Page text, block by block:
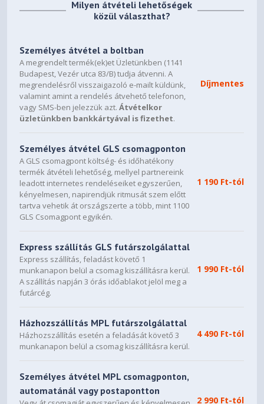
Milyen átvételi lehetőségek
közül választhat?
Személyes átvétel a boltban
A megrendelt termék(ek)et Üzletünkben (1141
Budapest, Vezér utca 83/B) tudja átvenni. A
megrendelésről visszaigazoló e-mailt küldünk,
valamint amint a rendelés átvehető telefonon,
vagy SMS-ben jelezzük azt.Átvételkor
üzletünkben bankkártyával is fizethet.
Díjmentes
Személyes átvétel GLS csomagponton
A GLS csomagpont költség- és időhatékony
termék átvételi lehetőség, mellyel partnereink
leadott internetes rendeléseiket egyszerűen,
kényelmesen, napirendjük ritmusát szem előtt
tartva vehetik át országszerte a több, mint 1100
GLS Csomagpont egyikén.
1 190 Ft-tól
Express szállítás GLS futárszolgálattal
Express szállítás, feladást követő 1
munkanapon belül a csomag kiszállításra kerül.
A szállítás napján 3 órás időablakot jelöl meg a
futárcég.
1 990 Ft-tól
Házhozszállítás MPL futárszolgálattal
Házhozszállítás esetén a feladását követő 3
munkanapon belül a csomag kiszállításra kerül.
4 490 Ft-tól
Személyes átvétel MPL csomagponton,
automatánál vagy postapontton
2 990 Ft-tól